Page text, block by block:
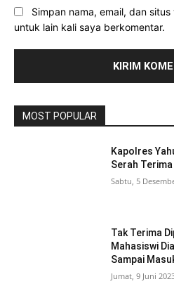
Simpan nama, email, dan
untuk lain kali saya berkomentar.
MOST POPULAR
Kapolres
Serah
Sabtu, 5
Tak Terima
Mahasiswi
Sampai
Jumat, 9 Juni